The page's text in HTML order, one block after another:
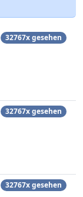
32767x gesehen
32767x gesehen
32767x gesehen